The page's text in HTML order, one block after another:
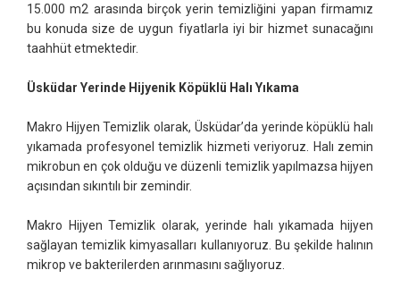
15.000 m2 arasında birçok yerin temizliğini yapan firmamız
bu konuda size de uygun fiyatlarla iyi bir hizmet sunacağını
taahhüt etmektedir.
Üsküdar Yerinde Hijyenik Köpüklü Halı Yıkama
Makro Hijyen Temizlik olarak, Üsküdar’da yerinde köpüklü halı
yıkamada profesyonel temizlik hizmeti veriyoruz. Halı zemin
mikrobun en çok olduğu ve düzenli temizlik yapılmazsa hijyen
açısından sıkıntılı bir zemindir.
Makro Hijyen Temizlik olarak, yerinde halı yıkamada hijyen
sağlayan temizlik kimyasalları kullanıyoruz. Bu şekilde halının
mikrop ve bakterilerden arınmasını sağlıyoruz.